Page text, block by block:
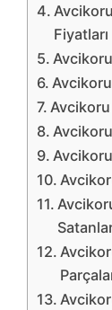
Fiyatları
Avcikoru